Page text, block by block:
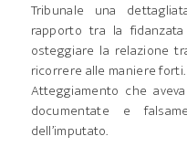
Tribunale una
rapporto tra la
osteggiare la relazione
ricorrere alle maniere forti.
Atteggiamento che
documentate e
dell’imputato.